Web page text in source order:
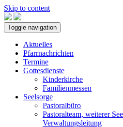
Skip to content
Toggle navigation
Aktuelles
Pfarrnachrichten
Termine
Gottesdienste
Kinderkirche
Familienmessen
Seelsorge
Pastoralbüro
Pastoralteam, weiterer
Verwaltungsleitung